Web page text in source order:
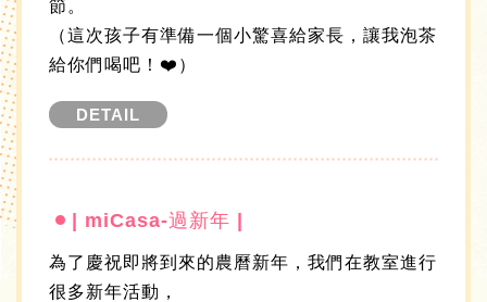
節。
（這次孩子有準備一個小驚喜給家長，讓我泡茶
給你們喝吧！❤️）
DETAIL
| miCasa-過新年 |
為了慶祝即將到來的農曆新年，我們在教室進行
很多新年活動，